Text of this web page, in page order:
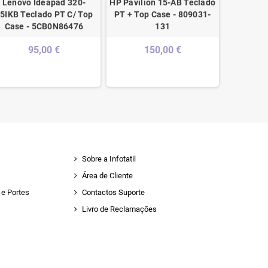
Lenovo Ideapad 320-
Teclado PT C/ Top
Case - 5CB0N86476
95,00 €
HP Pavilion 15-AB Teclado
PT + Top Case - 809031-
131
150,00 €
Portes
Sobre a Infotatil
Área de Cliente
Contactos Suporte
Livro de Reclamações